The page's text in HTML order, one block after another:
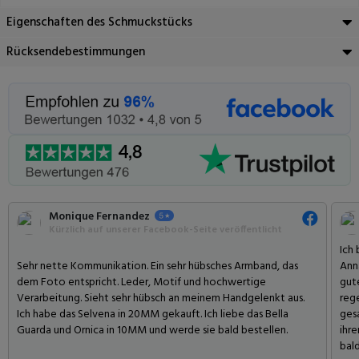
Eigenschaften des Schmuckstücks
Rücksendebestimmungen
Monique Fernandez
Sehr nette Kommunikation. Ein sehr hübsches Armband, das
dem Foto entspricht. Leder, Motif und hochwertige
Verarbeitung. Sieht sehr hübsch an meinem Handgelenkt aus.
Ich habe das Selvena in 20MM gekauft. Ich liebe das Bella
Guarda und Ornica in 10MM und werde sie bald bestellen.
Ich